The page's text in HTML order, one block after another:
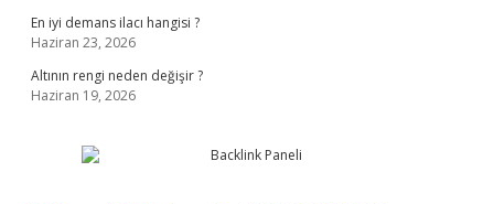
En iyi demans ilacı hangisi ?
Haziran 23, 2026
Altının rengi neden değişir ?
Haziran 19, 2026